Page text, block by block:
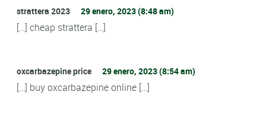
strattera 2023 29 enero, 2023 (8:48 am)
[…] cheap strattera […]
oxcarbazepine price 29 enero, 2023 (8:54 am)
[…] buy oxcarbazepine online […]